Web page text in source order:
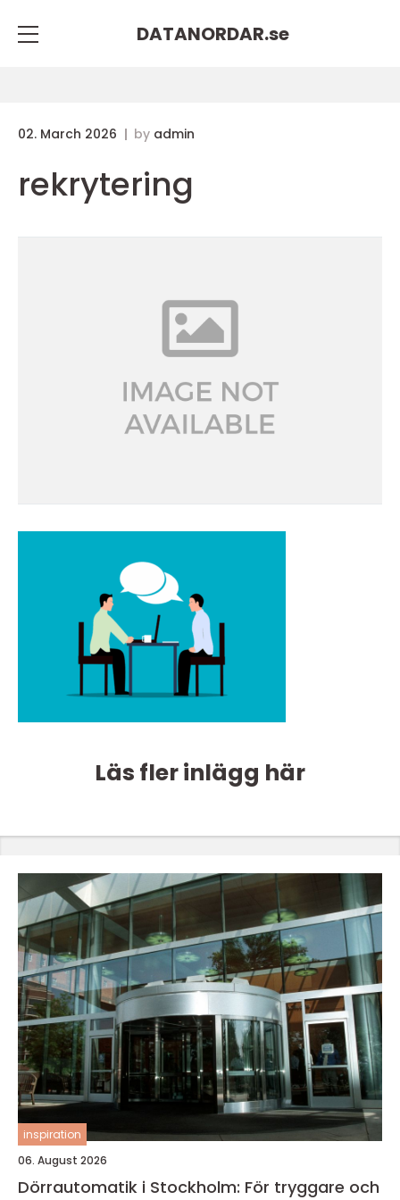
DATANORDAR.se
02. March 2026 by admin
rekrytering
Läs fler inlägg här
inspiration
06. August 2026
Dörrautomatik i Stockholm: För tryggare och